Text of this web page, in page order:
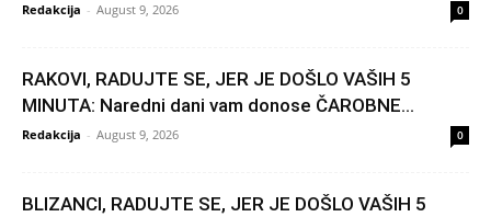
Redakcija - August 9, 2026 0
RAKOVI, RADUJTE SE, JER JE DOŠLO VAŠIH 5
MINUTA: Naredni dani vam donose ČAROBNE...
Redakcija - August 9, 2026 0
BLIZANCI, RADUJTE SE, JER JE DOŠLO VAŠIH 5